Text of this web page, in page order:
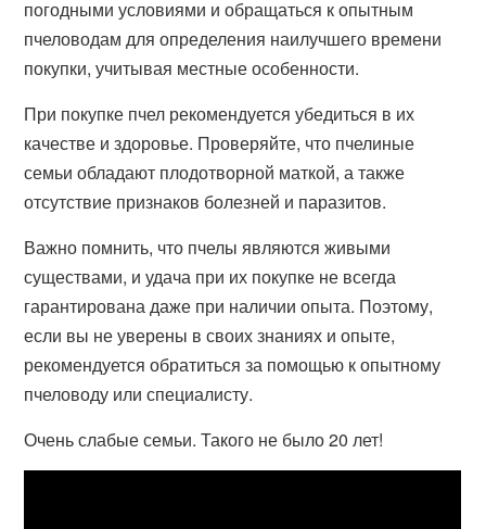
погодными условиями и обращаться к опытным
пчеловодам для определения наилучшего времени
покупки, учитывая местные особенности.
При покупке пчел рекомендуется убедиться в их
качестве и здоровье. Проверяйте, что пчелиные
семьи обладают плодотворной маткой, а также
отсутствие признаков болезней и паразитов.
Важно помнить, что пчелы являются живыми
существами, и удача при их покупке не всегда
гарантирована даже при наличии опыта. Поэтому,
если вы не уверены в своих знаниях и опыте,
рекомендуется обратиться за помощью к опытному
пчеловоду или специалисту.
Очень слабые семьи. Такого не было 20 лет!